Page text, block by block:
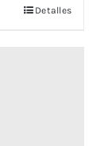
Detalles